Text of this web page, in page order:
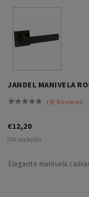
JANDEL MANIVELA
 (0) Reviews
€12,20
IVA incluido
Elegante manivela